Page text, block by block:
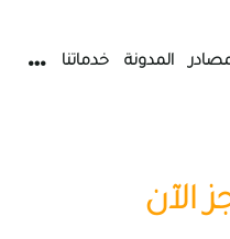
المدونة خدماتنا
الآن